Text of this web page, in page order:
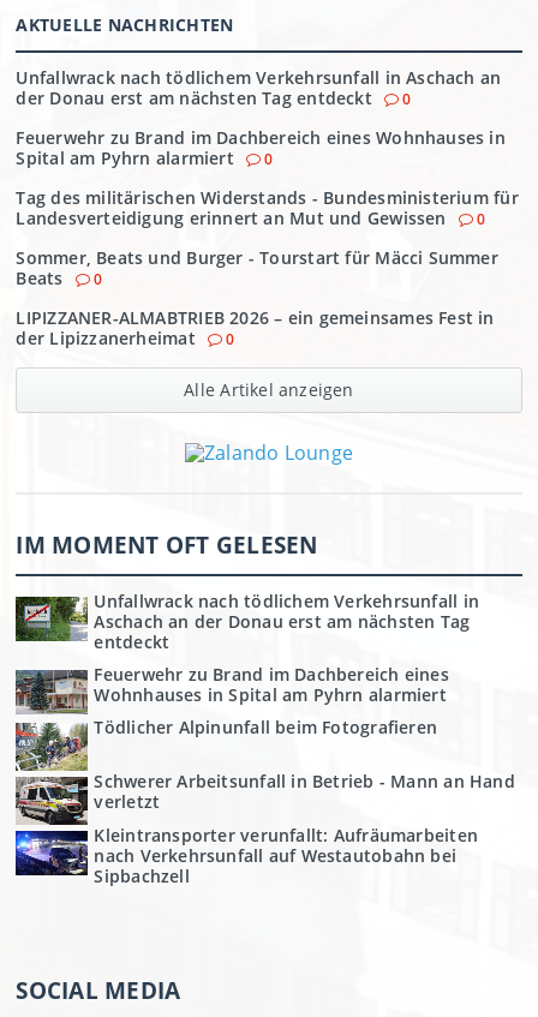
AKTUELLE NACHRICHTEN
Unfallwrack nach tödlichem Verkehrsunfall in Aschach an
der Donau erst am nächsten Tag entdeckt
0
Feuerwehr zu Brand im Dachbereich eines Wohnhauses in
Spital am Pyhrn alarmiert
0
Tag des militärischen Widerstands - Bundesministerium für
Landesverteidigung erinnert an Mut und Gewissen
0
Sommer, Beats und Burger - Tourstart für Mäcci Summer
Beats
0
LIPIZZANER-ALMABTRIEB 2026 – ein gemeinsames Fest in
der Lipizzanerheimat
0
Alle Artikel anzeigen
IM MOMENT OFT GELESEN
Unfallwrack nach tödlichem Verkehrsunfall in
Aschach an der Donau erst am nächsten Tag
entdeckt
Feuerwehr zu Brand im Dachbereich eines
Wohnhauses in Spital am Pyhrn alarmiert
Tödlicher Alpinunfall beim Fotografieren
Schwerer Arbeitsunfall in Betrieb - Mann an Hand
verletzt
Kleintransporter verunfallt: Aufräumarbeiten
nach Verkehrsunfall auf Westautobahn bei
Sipbachzell
SOCIAL MEDIA